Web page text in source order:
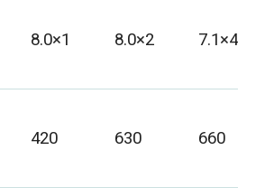
8.0×1 8.0×2 7.1×4
420 630 660